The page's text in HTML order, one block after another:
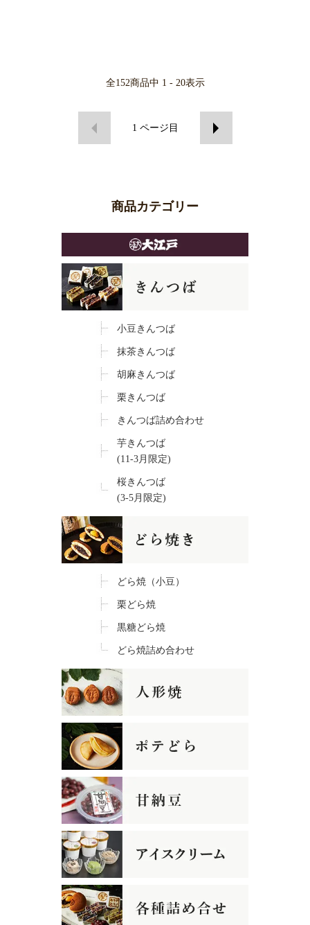
全152商品中 1 - 20表示
1 ページ目
商品カテゴリー
小豆きんつば
抹茶きんつば
胡麻きんつば
栗きんつば
きんつば詰め合わせ
芋きんつば
(11-3月限定)
桜きんつば
(3-5月限定)
どら焼（小豆）
栗どら焼
黒糖どら焼
どら焼詰め合わせ